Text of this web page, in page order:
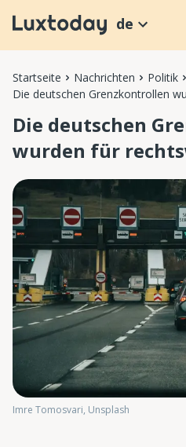
de
Startseite Nachrichten
Politik
Die deutschen Grenzkontrollen
Die deutschen
wurden für
Imre Tomosvari, Unsplash